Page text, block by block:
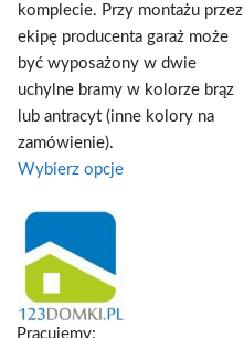
komplecie. Przy montażu przez
ekipę producenta garaż może
być wyposażony w dwie
uchylne bramy w kolorze brąz
lub antracyt (inne kolory na
zamówienie).
Wybierz opcje
Pracujemy: